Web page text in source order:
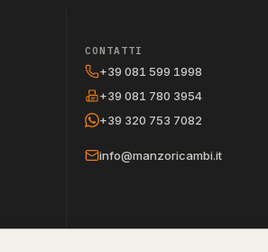
CONTATTI
+39 081 599 1998
+39 081 780 3954
+39 320 753 7082
info@manzoricambi.it